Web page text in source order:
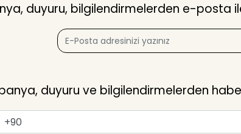
duyuru, bilgilendirmelerden e-posta
duyuru ve bilgilendirmelerden